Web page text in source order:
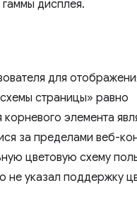
дисплея.
для
страницы» равно
корневого элемента
за пределами веб-
цветовую схему
не указал поддержку